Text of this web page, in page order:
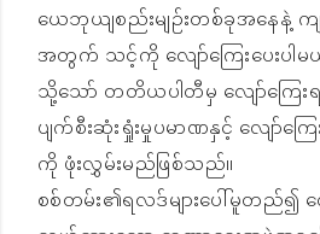
ယေဘုယျစည်းမျဉ်းတစ်ခုအနေနဲ့ က
အတွက် သင့်ကို လျော်ကြေးပေးပါမ
သို့သော် တတိယပါတီမှ လျော်ကြေ
ပျက်စီးဆုံးရှုံးမှုပမာဏနှင့် လျော်ကြ
ကို ဖုံးလွှမ်းမည်ဖြစ်သည်။
စစ်တမ်း၏ရလဒ်များပေါ်မူတည်၍